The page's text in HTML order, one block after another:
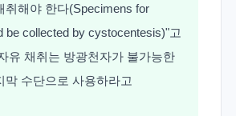
취해야 한다(Specimens for
be collected by cystocentesis)"고
유 채취는 방광천자가 불가능한
막 수단으로 사용하라고